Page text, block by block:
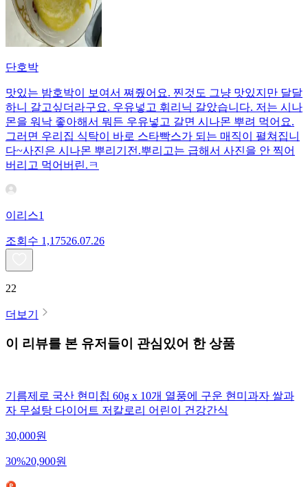
단호박
맛있는 밤호박이 보여서 쪄줬어요. 찐것도 그냥 맛있지만 달달
하니 갈고싶더라구요. 우유넣고 휘리닉 갈았습니다. 저는 시나
몬을 워낙 좋아해서 뭐든 우유넣고 갈면 시나몬 뿌려 먹어요.
그러면 우리집 식탁이 바로 스타빡스가 되는 매직이 펼쳐집니
다~사진은 시나몬 뿌리기전.뿌리고는 급해서 사진을 안 찍어
버리고 먹어버린.ㅋ
이리스1
조회수 1,17526.07.26
22
더보기
이 리뷰를 본 유저들이 관심있어 한 상품
기름제로 국산 현미칩 60g x 10개 열풍에 구운 현미과자 쌀과
자 무설탕 다이어트 저칼로리 어린이 건강간식
30,000원
30%20,900원